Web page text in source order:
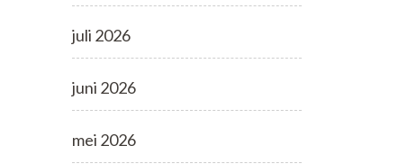
juli 2026
juni 2026
mei 2026